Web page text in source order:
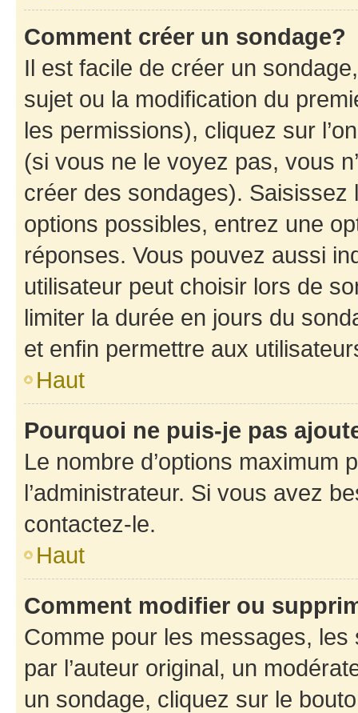
Comment créer un sondage?
Il est facile de créer un
sujet ou la modification du
les permissions), cliquez sur
(si vous ne le voyez pas, vous
créer des sondages).
options possibles, entrez une
réponses. Vous pouvez aussi
utilisateur peut choisir lors de
limiter la durée en jours du
et enfin permettre aux
Haut
Pourquoi ne puis-je pas
Le nombre d’options maximum
l’administrateur. Si vous avez
contactez-le.
Haut
Comment modifier ou
Comme pour les messages,
par l’auteur original, un
un sondage, cliquez sur le